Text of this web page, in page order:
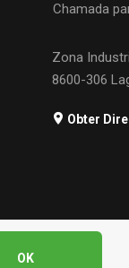
OK
Chamada
Zona
8600-306
Obter